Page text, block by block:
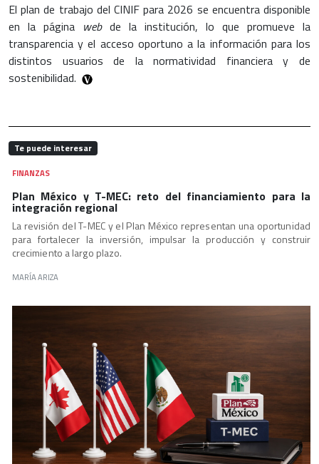
El plan de trabajo del CINIF para 2026 se encuentra disponible
en la página webde la institución, lo que promueve la
transparencia y el acceso oportuno a la información para los
distintos usuarios de la normatividad financiera y de
sostenibilidad.
Te puede interesar
FINANZAS
Plan México y T-MEC: reto del financiamiento para la
integración regional
La revisión del T-MEC y el Plan México representan una oportunidad
para fortalecer la inversión, impulsar la producción y construir
crecimiento a largo plazo.
MARÍA ARIZA